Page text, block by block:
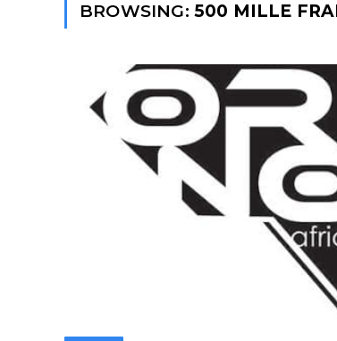
BROWSING: 500 MILLE